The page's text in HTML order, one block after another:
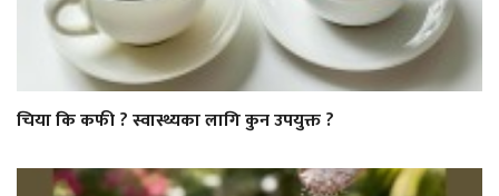
चिया कि कफी ? स्वास्थ्यका लागि कुन उपयुक्त ?